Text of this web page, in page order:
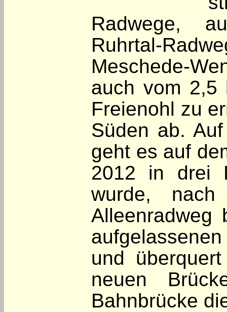
Radwege,
Ruhrtal-
Meschede-
auch vom 2,5
Freienohl zu
Süden ab.
geht es auf
2012 in drei
wurde, nach
Alleenradweg
und
neuen
Bahnbrücke